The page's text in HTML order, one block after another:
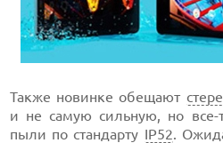
Также новинке обещают
и не самую сильную, но все-
пыли по стандарту IP52 .